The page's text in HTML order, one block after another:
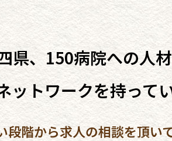
県、150病院への人
ットワークを持って
段階から求人の相談を頂い